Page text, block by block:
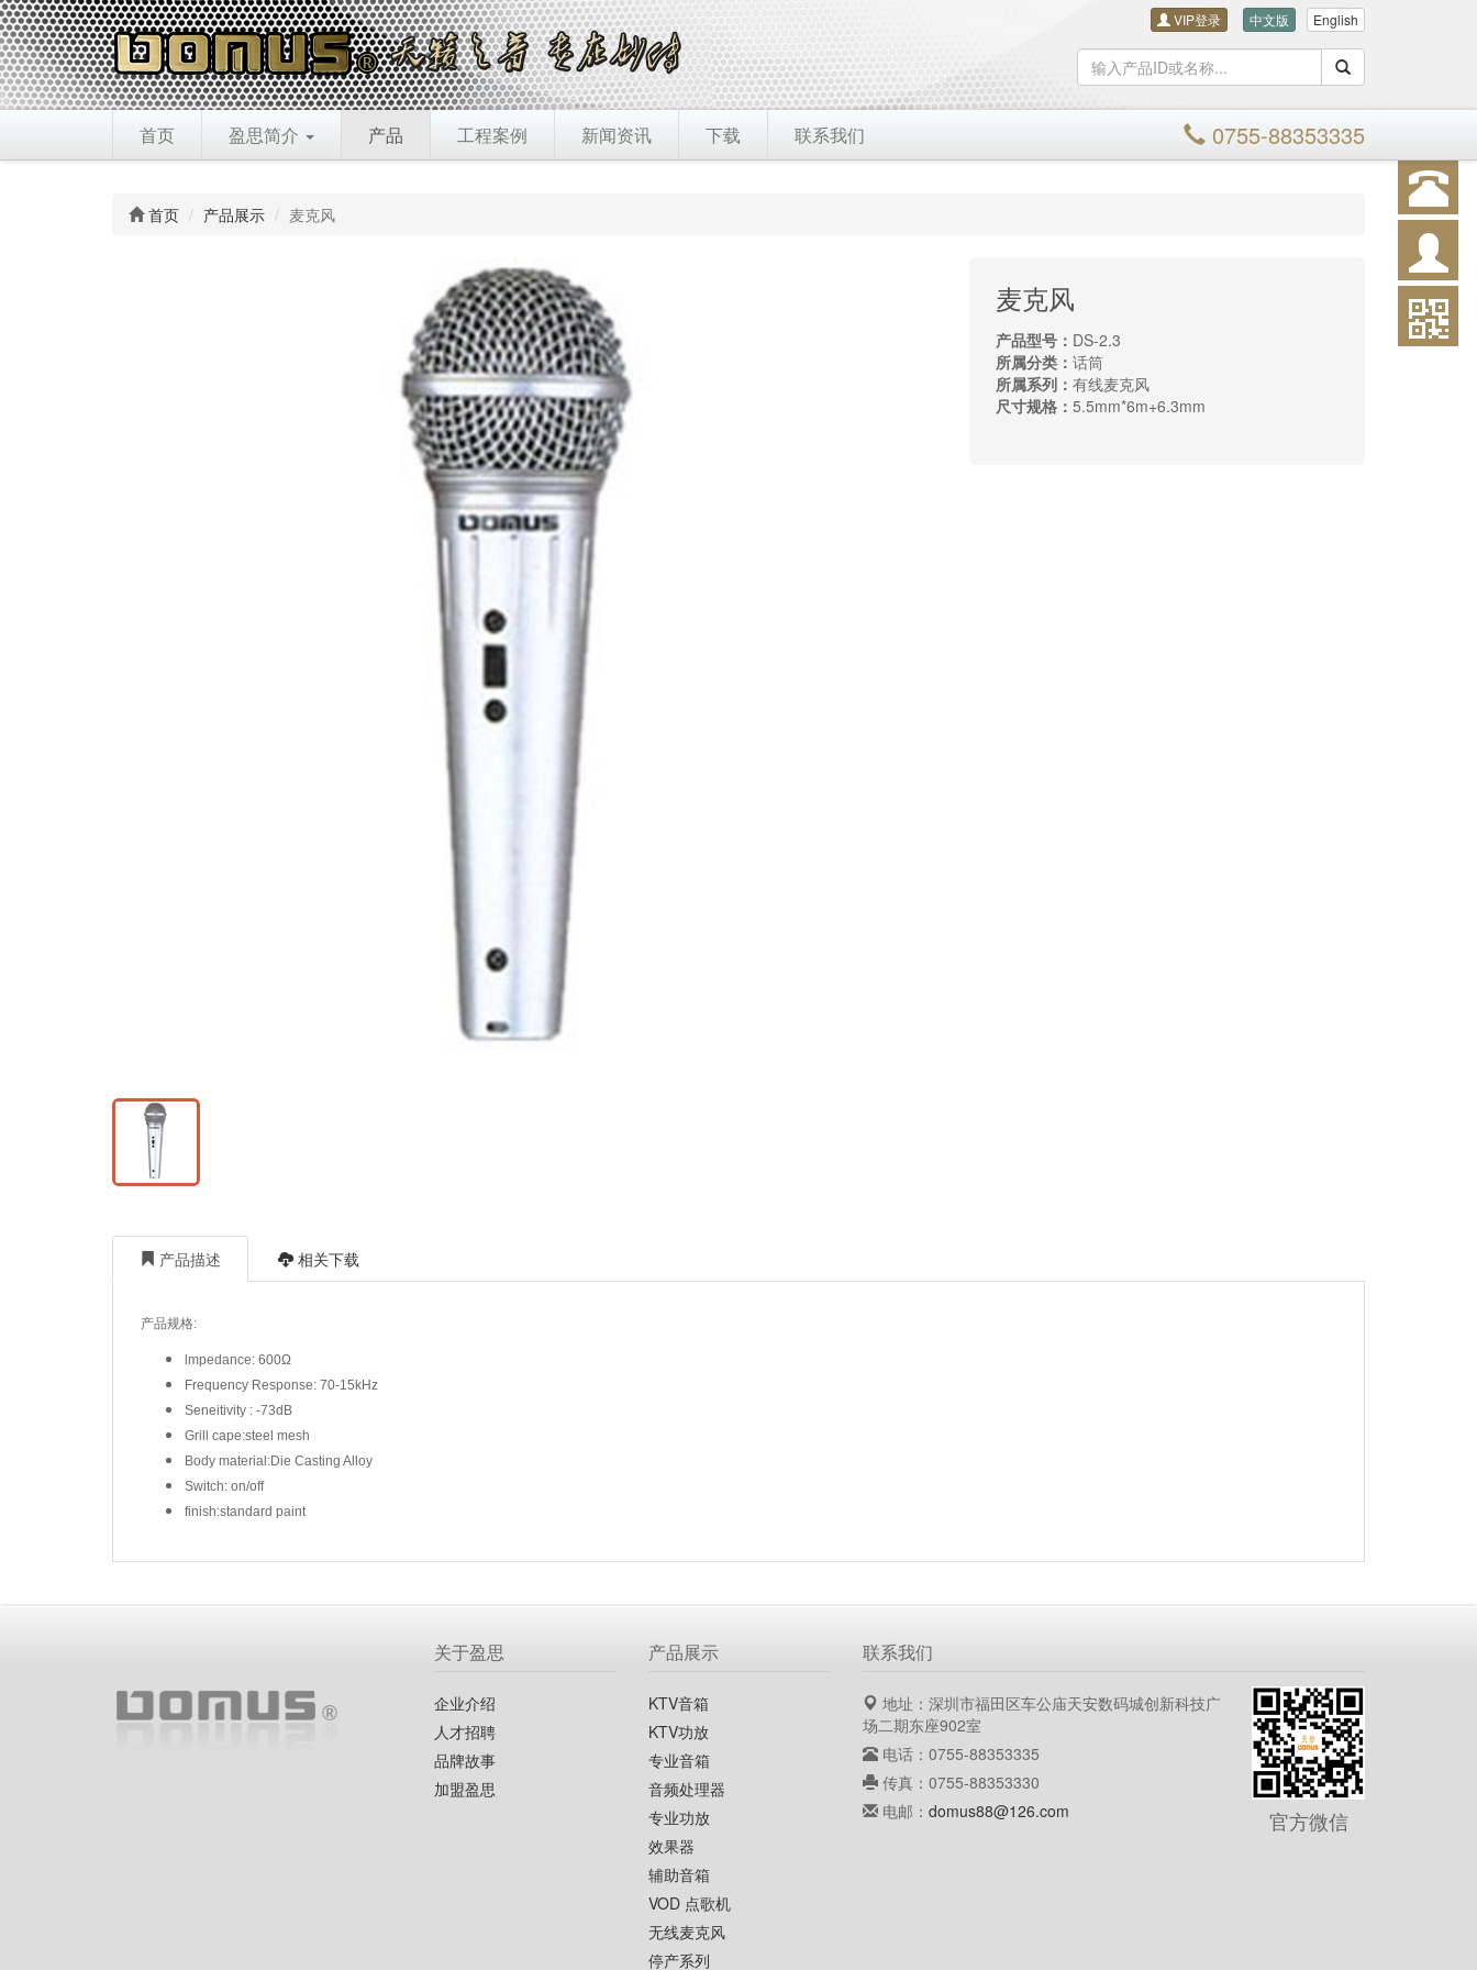
VIP登录 中文版 English
搜索
0755-88353335
首页 盈思简介 产品 工程案例 新闻资讯 下载 联系我们
首页 产品展示 麦克风
麦克风
产品型号： DS-2.3
所属分类： 话筒
所属系列： 有线麦克风
尺寸规格： 5.5mm*6m+6.3mm
产品描述 相关下载
产品规格:
lmpedance: 600Ω
Frequency Response: 70-15kHz
Seneitivity : -73dB
Grill cape:steel mesh
Body material:Die Casting Alloy
Switch: on/off
finish:standard paint
关于盈思
企业介绍
人才招聘
品牌故事
加盟盈思
产品展示
KTV音箱
KTV功放
专业音箱
音频处理器
专业功放
效果器
辅助音箱
VOD 点歌机
无线麦克风
停产系列
联系我们
地址：深圳市福田区车公庙天安数码城创新科技广
场二期东座902室
电话：0755-88353335
传真：0755-88353330
电邮： domus88@126.com 官方微信